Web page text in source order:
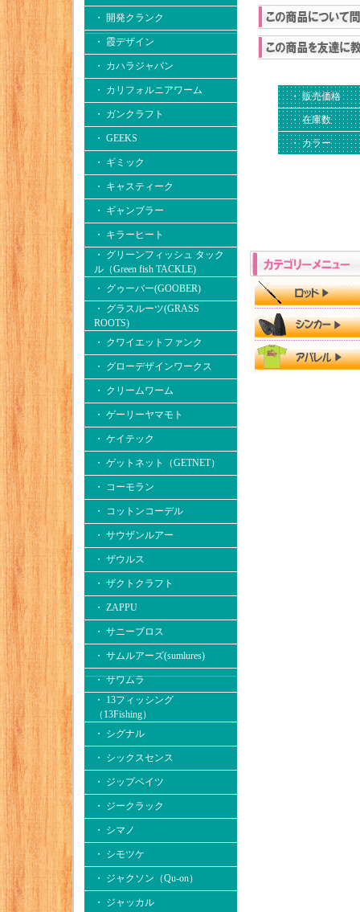
・ 開発クランク
・ 霞デザイン
・ カハラジャパン
・ カリフォルニアワーム
・ ガンクラフト
・ GEEKS
・ ギミック
・ キャスティーク
・ ギャンブラー
・ キラーヒート
・ グリーンフィッシュ タック
ル（Green fish TACKLE)
・ グゥーバー(GOOBER)
・ グラスルーツ(GRASS
ROOTS)
・ クワイエットファンク
・ グローデザインワークス
・ クリームワーム
・ ゲーリーヤマモト
・ ケイテック
・ ゲットネット（GETNET）
・ コーモラン
・ コットンコーデル
・ サウザンルアー
・ ザウルス
・ ザクトクラフト
・ ZAPPU
・ サニーブロス
・ サムルアーズ(sumlures)
・ サワムラ
・ 13フィッシング
（13Fishing）
・ シグナル
・ シックスセンス
・ ジップベイツ
・ ジークラック
・ シマノ
・ シモツケ
・ ジャクソン（Qu-on）
・ ジャッカル
・ 販売価格
・ 在庫数
・ カラー